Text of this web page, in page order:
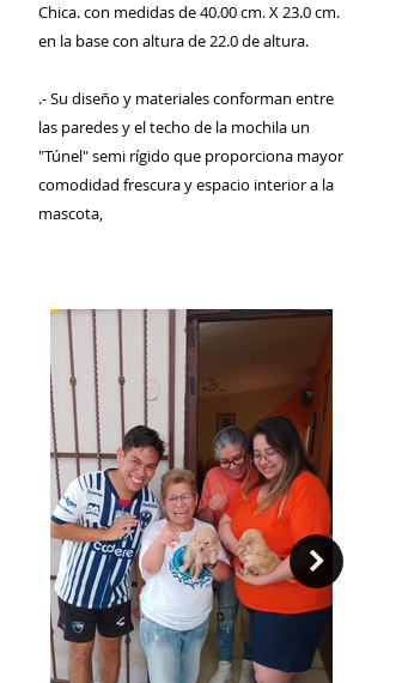
Chica. con medidas de 40.00 cm. X 23.0 cm.
en la base con altura de 22.0 de altura.
.- Su diseño y materiales conforman entre
las paredes y el techo de la mochila un
"Túnel" semi rígido que proporciona mayor
comodidad frescura y espacio interior a la
mascota,